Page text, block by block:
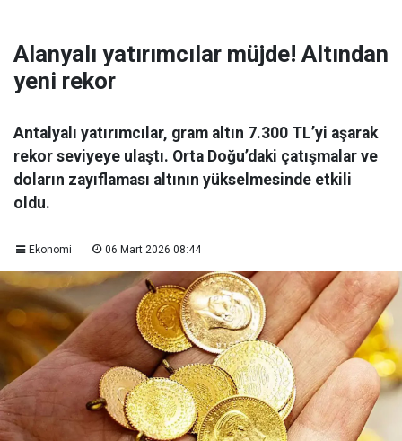
Alanyalı yatırımcılar müjde! Altından
yeni rekor
Antalyalı yatırımcılar, gram altın 7.300 TL’yi aşarak
rekor seviyeye ulaştı. Orta Doğu’daki çatışmalar ve
doların zayıflaması altının yükselmesinde etkili
oldu.
Ekonomi 06 Mart 2026 08:44